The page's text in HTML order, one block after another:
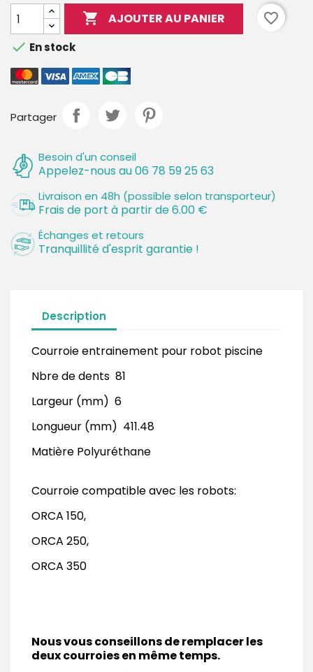
 AJOUTER AU PANIER
favorite_border
 En stock
Partager
Besoin d'un conseil
Appelez-nous au 06 78 59 25 63
Livraison en 48h (possible selon transporteur)
Frais de port à partir de 6.00 €
Échanges et retours
Tranquillité d'esprit garantie !
Description
Courroie entrainement pour robot piscine
Nbre de dents 81
Largeur (mm) 6
Longueur (mm) 411.48
Matière Polyuréthane
Courroie compatible avec les robots:
ORCA 150,
ORCA 250,
ORCA 350
Nous vous conseillons de remplacer les
deux courroies en même temps.